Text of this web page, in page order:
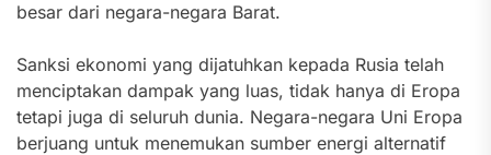
besar dari negara-negara Barat.
Sanksi ekonomi yang dijatuhkan kepada Rusia telah
menciptakan dampak yang luas, tidak hanya di Eropa
tetapi juga di seluruh dunia. Negara-negara Uni Eropa
berjuang untuk menemukan sumber energi alternatif